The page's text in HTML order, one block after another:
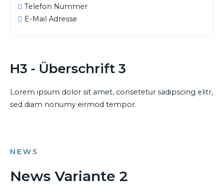
Telefon Nummer
E-Mail Adresse
H3 - Überschrift 3
Lorem ipsum dolor sit amet, consetetur sadipscing elitr,
sed diam nonumy eirmod tempor.
NEWS
News Variante 2